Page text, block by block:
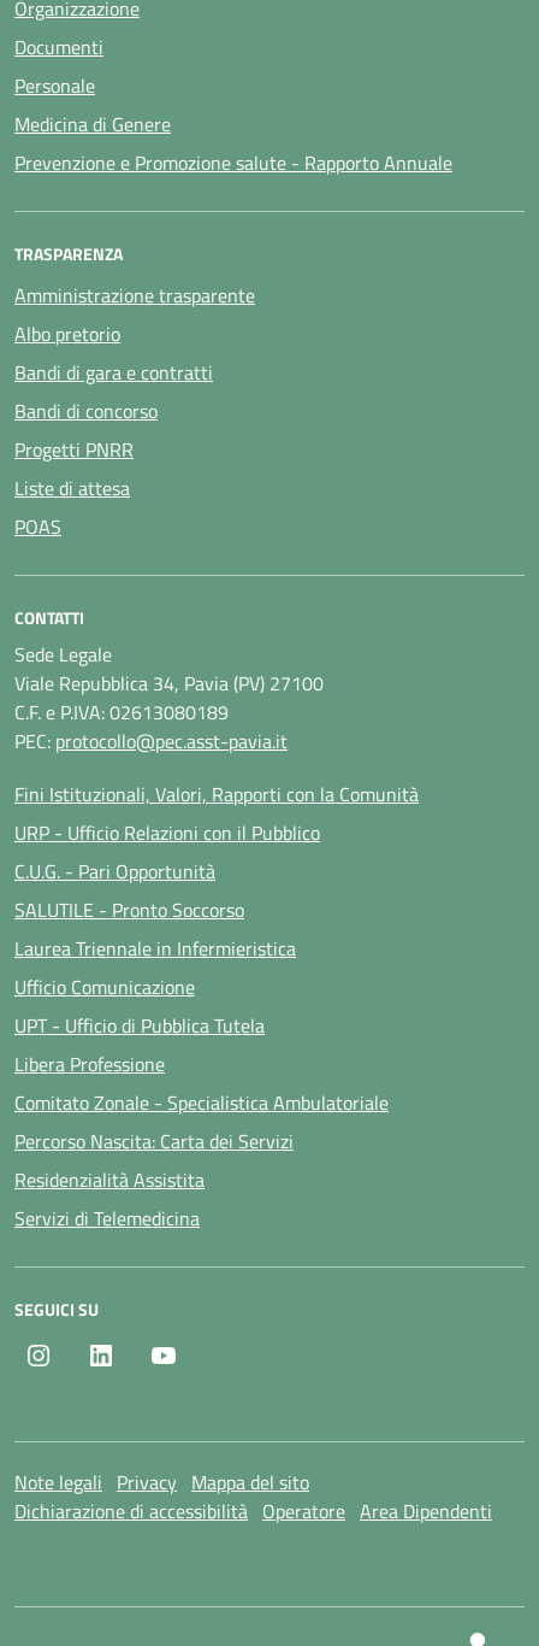
Organizzazione
Documenti
Personale
Medicina di Genere
Prevenzione e Promozione salute - Rapporto Annuale
TRASPARENZA
Amministrazione trasparente
Albo pretorio
Bandi di gara e contratti
Bandi di concorso
Progetti PNRR
Liste di attesa
POAS
CONTATTI
Sede Legale
Viale Repubblica 34, Pavia (PV) 27100
C.F. e P.IVA: 02613080189
PEC: protocollo@pec.asst-pavia.it
Fini Istituzionali, Valori, Rapporti con la Comunità
URP - Ufficio Relazioni con il Pubblico
C.U.G. - Pari Opportunità
SALUTILE - Pronto Soccorso
Laurea Triennale in Infermieristica
Ufficio Comunicazione
UPT - Ufficio di Pubblica Tutela
Libera Professione
Comitato Zonale - Specialistica Ambulatoriale
Percorso Nascita: Carta dei Servizi
Residenzialità Assistita
Servizi di Telemedicina
SEGUICI SU
Instagram LinkedIn
Note legali Privacy Mappa del sito
Dichiarazione di accessibilità Operatore Area Dipendenti